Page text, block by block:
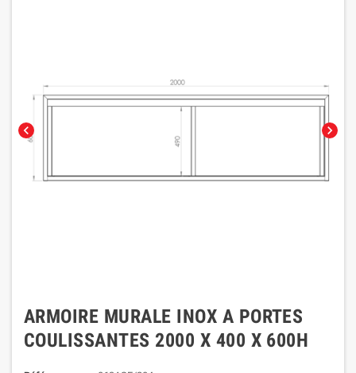
chevron_left chevron_right
ARMOIRE MURALE INOX A PORTES
COULISSANTES 2000 X 400 X 600H